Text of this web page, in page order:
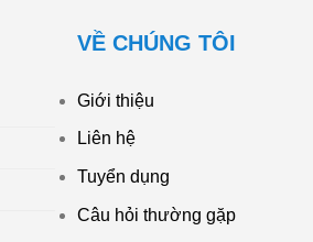
VỀ CHÚNG TÔI
Giới thiệu
Liên hệ
Tuyển dụng
Câu hỏi thường gặp